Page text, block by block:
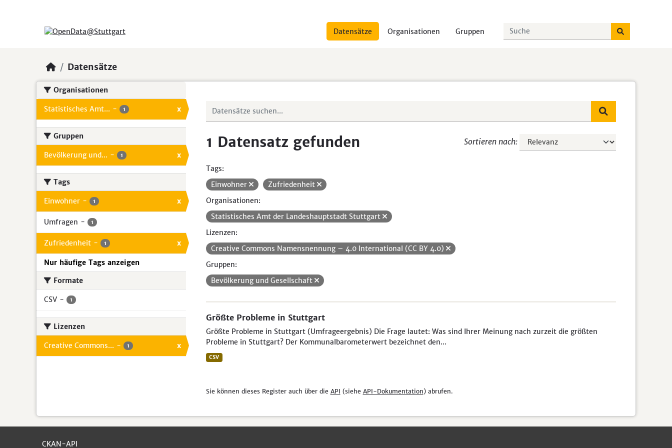
Datensätze Organisationen Gruppen
Datensätze
Organisationen
Statistisches Amt... - 1 x
Gruppen
Bevölkerung und... - 1 x
Tags
Einwohner - 1 x
Umfragen - 1
Zufriedenheit - 1 x
Nur häufige Tags anzeigen
Formate
CSV - 1
Lizenzen
Creative Commons... - 1 x
Sortieren nach
1 Datensatz gefunden
Tags:
Einwohner
Zufriedenheit
Organisationen:
Statistisches Amt der Landeshauptstadt Stuttgart
Lizenzen:
Creative Commons Namensnennung – 4.0 International (CC BY 4.0)
Gruppen:
Bevölkerung und Gesellschaft
Größte Probleme in Stuttgart
Größte Probleme in Stuttgart (Umfrageergebnis) Die Frage lautet: Was sind Ihrer Meinung nach zurzeit die größten
Probleme in Stuttgart? Der Kommunalbarometerwert bezeichnet den...
CSV
Sie können dieses Register auch über die API (siehe API-Dokumentation) abrufen.
CKAN-API